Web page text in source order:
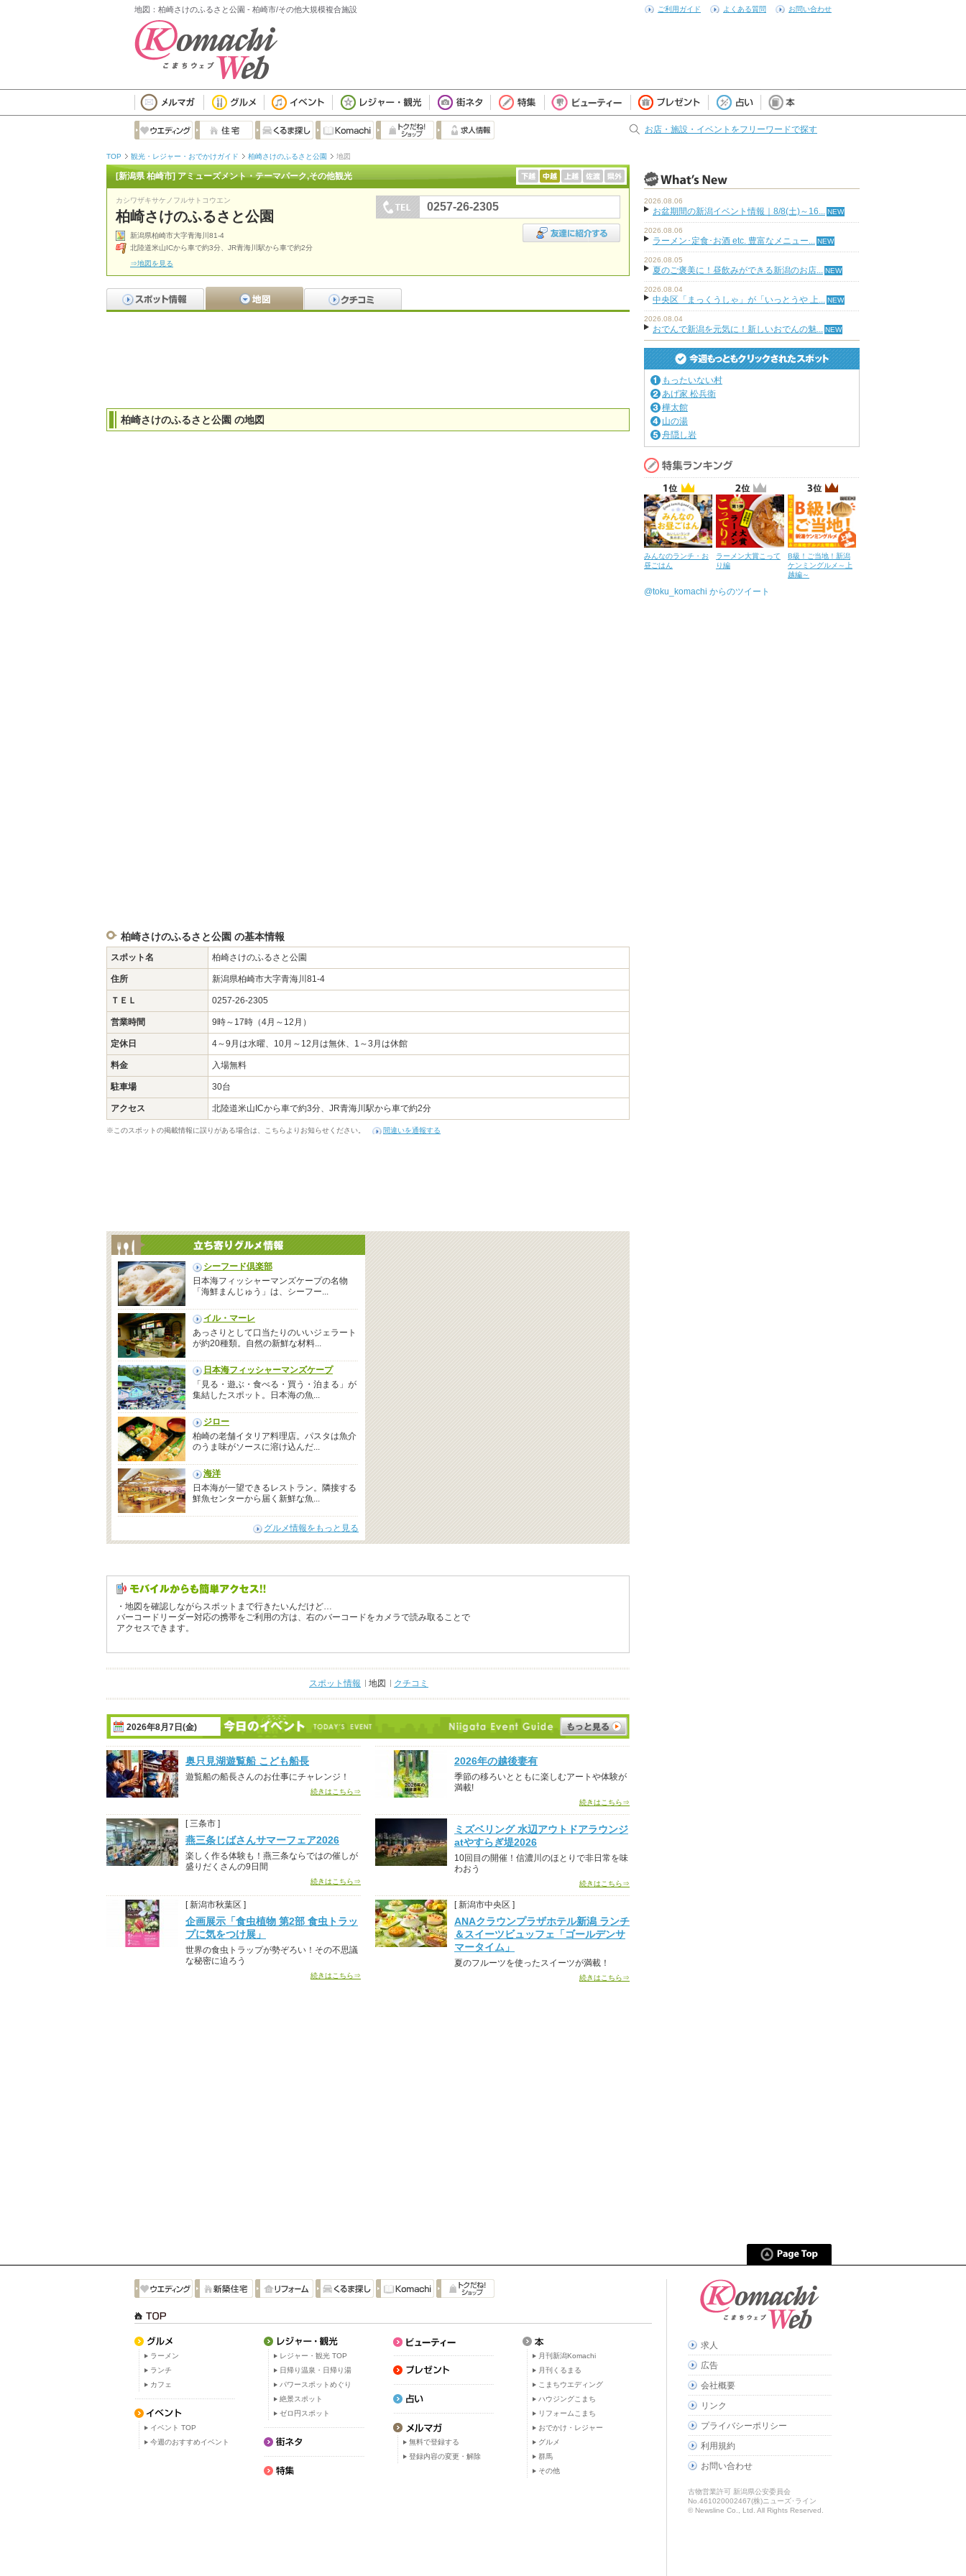
地図：柏崎さけのふるさと公園 - 柏崎市/その他大規模複合施設 ご利用ガイド よくある質問 お問い合わせ
お店・施設・イベントをフリーワードで探す
TOP 観光・レジャー・おでかけガイド 柏崎さけのふるさと公園 地図
[新潟県 柏崎市] アミューズメント・テーマパーク,その他観光
カシワザキサケノフルサトコウエン
柏崎さけのふるさと公園
新潟県柏崎市大字青海川81-4
北陸道米山ICから車で約3分、JR青海川駅から車で約2分
⇒地図を見る
0257-26-2305
柏崎さけのふるさと公園 の地図
柏崎さけのふるさと公園 の基本情報
スポット名 柏崎さけのふるさと公園
住所 新潟県柏崎市大字青海川81-4
ＴＥＬ 0257-26-2305
営業時間 9時～17時（4月～12月）
定休日 4～9月は水曜、10月～12月は無休、1～3月は休館
料金 入場無料
駐車場 30台
アクセス 北陸道米山ICから車で約3分、JR青海川駅から車で約2分
※このスポットの掲載情報に誤りがある場合は、こちらよりお知らせください。 間違いを通報する
シーフード倶楽部
日本海フィッシャーマンズケープの名物
「海鮮まんじゅう」は、シーフー...
イル・マーレ
あっさりとして口当たりのいいジェラート
が約20種類。自然の新鮮な材料...
日本海フィッシャーマンズケープ
「見る・遊ぶ・食べる・買う・泊まる」が
集結したスポット。日本海の魚...
ジロー
柏崎の老舗イタリア料理店。パスタは魚介
のうま味がソースに溶け込んだ...
海洋
日本海が一望できるレストラン。隣接する
鮮魚センターから届く新鮮な魚...
グルメ情報をもっと見る
・地図を確認しながらスポットまで行きたいんだけど…
バーコードリーダー対応の携帯をご利用の方は、右のバーコードをカメラで読み取ることで
アクセスできます。
スポット情報 地図 クチコミ
2026年8月7日(金)
奥只見湖遊覧船 こども船長
遊覧船の船長さんのお仕事にチャレンジ！
続きはこちら⇒
2026年の越後妻有
季節の移ろいとともに楽しむアートや体験が
満載!
続きはこちら⇒
[ 三条市 ]
燕三条じばさんサマーフェア2026
楽しく作る体験も！燕三条ならではの催しが
盛りだくさんの9日間
続きはこちら⇒
ミズベリング 水辺アウトドアラウンジ
atやすらぎ堤2026
10回目の開催！信濃川のほとりで非日常を味
わおう
続きはこちら⇒
[ 新潟市秋葉区 ]
企画展示「食虫植物 第2部 食虫トラッ
プに気をつけ展」
世界の食虫トラップが勢ぞろい！その不思議
な秘密に迫ろう
続きはこちら⇒
[ 新潟市中央区 ]
ANAクラウンプラザホテル新潟 ランチ
＆スイーツビュッフェ「ゴールデンサ
マータイム」
夏のフルーツを使ったスイーツが満載！
続きはこちら⇒
2026.08.06
お盆期間の新潟イベント情報｜8/8(土)～16...
2026.08.06
ラーメン･定食･お酒 etc. 豊富なメニュー...
2026.08.05
夏のご褒美に！昼飲みができる新潟のお店...
2026.08.04
中央区「まっくうしゃ」が「いっとうや 上...
2026.08.04
おでんで新潟を元気に！新しいおでんの魅...
もったいない村
あげ家 松兵衛
樺太館
山の湯
舟隠し岩
みんなのランチ・お
昼ごはん
ラーメン大賞こって
り編
B級！ご当地！新潟
ケンミングルメ～上
越編～
@toku_komachi からのツイート
ラーメン
ランチ
カフェ
イベント TOP
今週のおすすめイベント
レジャー・観光 TOP
日帰り温泉・日帰り湯
パワースポットめぐり
絶景スポット
ゼロ円スポット
無料で登録する
登録内容の変更・解除
月刊新潟Komachi
月刊くるまる
こまちウエディング
ハウジングこまち
リフォームこまち
おでかけ・レジャー
グルメ
群馬
その他
求人
広告
会社概要
リンク
プライバシーポリシー
利用規約
お問い合わせ
古物営業許可 新潟県公安委員会
No.461020002467(株)ニューズ･ライン
© Newsline Co., Ltd. All Rights Reserved.